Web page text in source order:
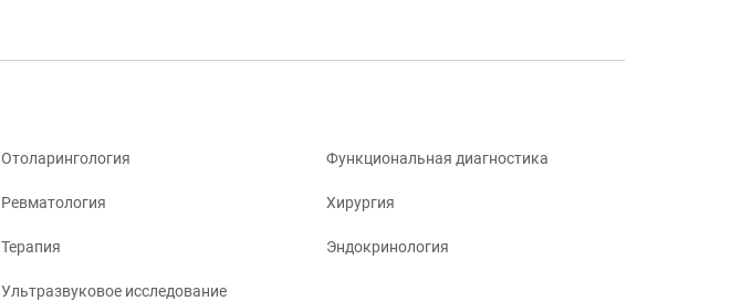
Отоларингология
Ревматология
Терапия
Ультразвуковое исследование
Функциональная диагностика
Хирургия
Эндокринология